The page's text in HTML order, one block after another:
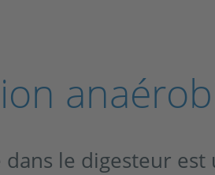
le digesteur est